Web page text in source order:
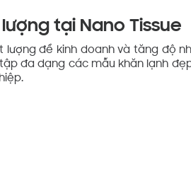
tại Nano Tissue
để kinh doanh và tăng độ
đa dạng các mẫu khăn lạnh